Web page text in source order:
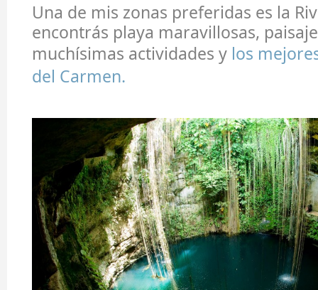
Una de mis zonas preferidas es la
encontrás playa maravillosas,
muchísimas actividades y los
del Carmen.